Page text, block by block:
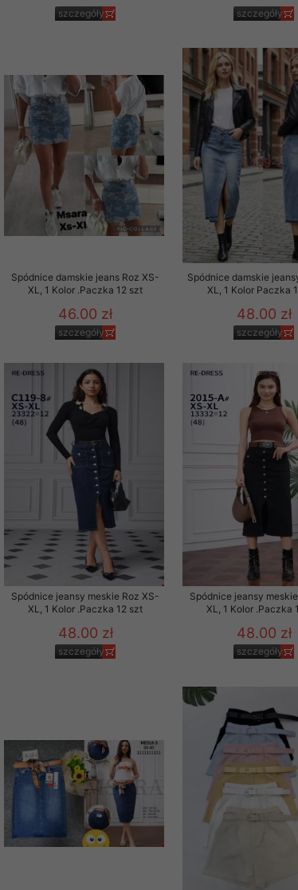
szczegóły szczegóły
Spódnice damskie jeans Roz XS-
XL, 1 Kolor .Paczka 12 szt
46.00 zł
szczegóły
Spódnice damskie
XL, 1 Kolor Paczka
48.00 zł
szczegóły
Spódnice jeansy meskie Roz XS-
XL, 1 Kolor .Paczka 12 szt
48.00 zł
szczegóły
Spódnice jeansy
XL, 1 Kolor .Paczka
48.00 zł
szczegóły